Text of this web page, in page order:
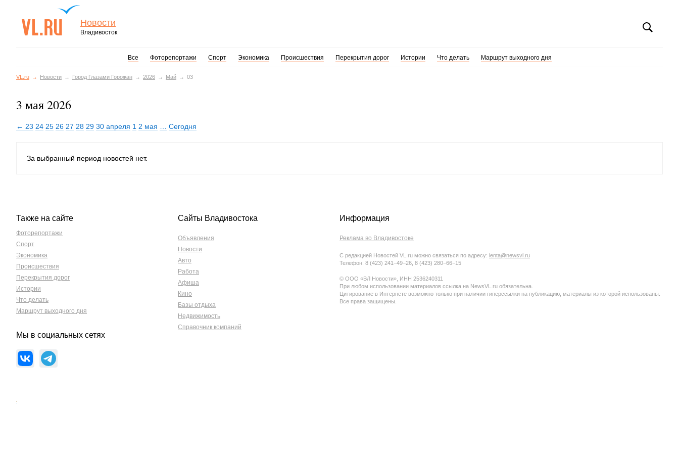
Новости
Владивосток
Все Фоторепортажи Спорт Экономика Происшествия Перекрытия дорог Истории Что делать Маршрут выходного дня
VL.ru Новости Город Глазами Горожан 2026 Май 03
3 мая 2026
← 23 24 25 26 27 28 29 30 апреля 1 2 мая Сегодня
За выбранный период новостей нет.
Также на сайте
Фоторепортажи
Спорт
Экономика
Происшествия
Перекрытия дорог
Истории
Что делать
Маршрут выходного дня
Мы в социальных сетях
Сайты Владивостока
Объявления
Новости
Авто
Работа
Афиша
Кино
Базы отдыха
Недвижимость
Справочник компаний
Информация
Реклама во Владивостоке
С редакцией Новостей VL.ru можно связаться по адресу: lenta@newsvl.ru
Телефон: 8 (423) 241−49−26, 8 (423) 280−66−15
© ООО «ВЛ Новости», ИНН 2536240311
При любом использовании материалов ссылка на NewsVL.ru обязательна.
Цитирование в Интернете возможно только при наличии гиперссылки на публикацию, материалы из которой использованы.
Все права защищены.